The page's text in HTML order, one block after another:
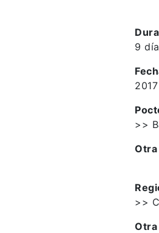
9
2017
>>
>>